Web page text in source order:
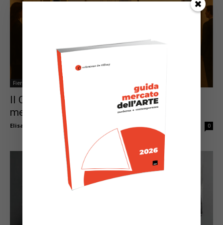
Fiere
Il Collectible Design si fa strada nel
mercato dell’arte
Elisa Minchio Aprile 10, 2025 0